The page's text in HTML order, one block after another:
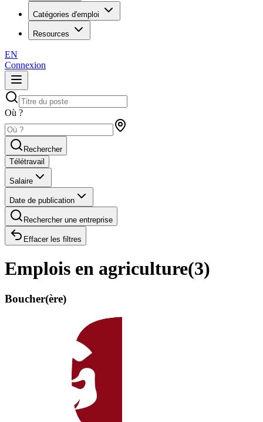
Catégories d'emploi
Resources
EN
Connexion
Où ?
Rechercher
Télétravail
Salaire
Date de publication
Rechercher une entreprise
Effacer les filtres
Emplois en agriculture(3)
Boucher(ère)